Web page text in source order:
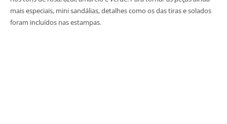
mais especiais, mini sandálias, detalhes como os das tiras e solados
foram incluídos nas estampas.